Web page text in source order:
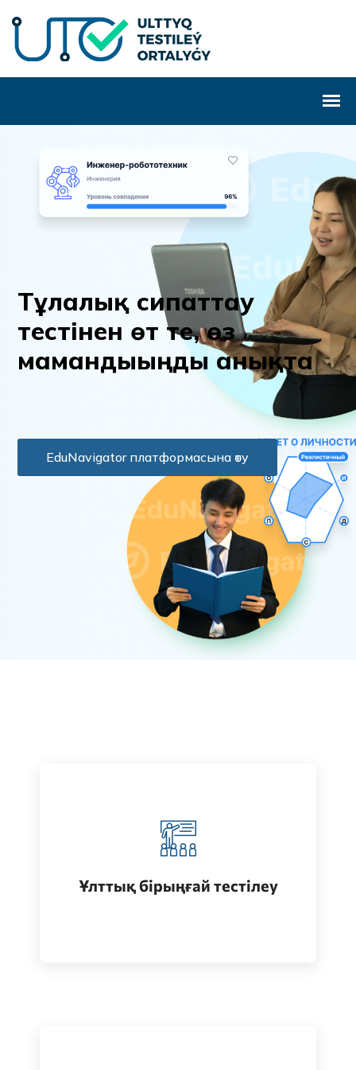
Тұлалық сипаттау
тестінен өт те, өз
мамандыыңды анықта
EduNavigator платформасына өту
Ұлттық бірыңғай тестілеу
Қазақстанда жоғары білім алу
(бакалавриат)
Өту